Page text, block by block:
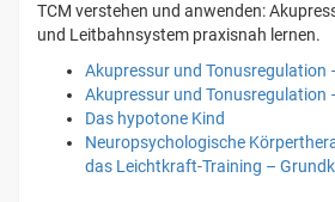
TCM verstehen und anwenden:
und Leitbahnsystem praxisnah lernen.
Akupressur und Tonusregulation
Akupressur und Tonusregulation
Das hypotone Kind
Neuropsychologische
das Leichtkraft-Training –